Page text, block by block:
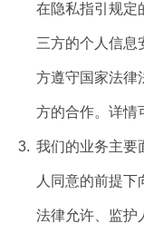
在隐私指引规定
三方的个人信息
方遵守国家法律
方的合作。详情
3. 我们的业务主要
人同意的前提
法律允许、监护